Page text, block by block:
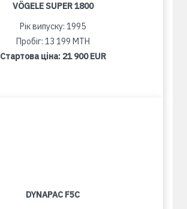
VÖGELE SUPER 1800
Рік випуску: 1995
Пробіг: 13 199 MTH
Стартова ціна: 21 900 EUR
DYNAPAC F5C